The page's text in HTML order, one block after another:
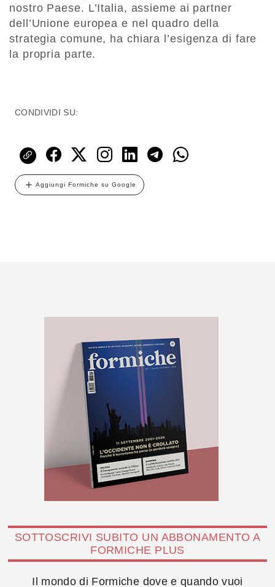
nostro Paese. L’Italia, assieme ai partner
dell’Unione europea e nel quadro della
strategia comune, ha chiara l’esigenza di fare
la propria parte.
CONDIVIDI SU:
Aggiungi Formiche su Google
SOTTOSCRIVI SUBITO UN ABBONAMENTO A
FORMICHE PLUS
Il mondo di Formiche dove e quando vuoi